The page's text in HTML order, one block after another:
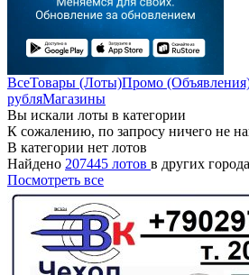
ВсеТовары (Лоты)Промо
рубляМагазины
Вы искали лоты в категории
К сожалению, по запросу ничего не
В категории нет лотов
Найдено 207445 лотов в других
Посмотреть все